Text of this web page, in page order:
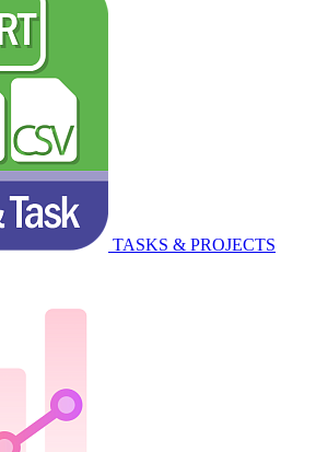
TASKS & PROJECTS